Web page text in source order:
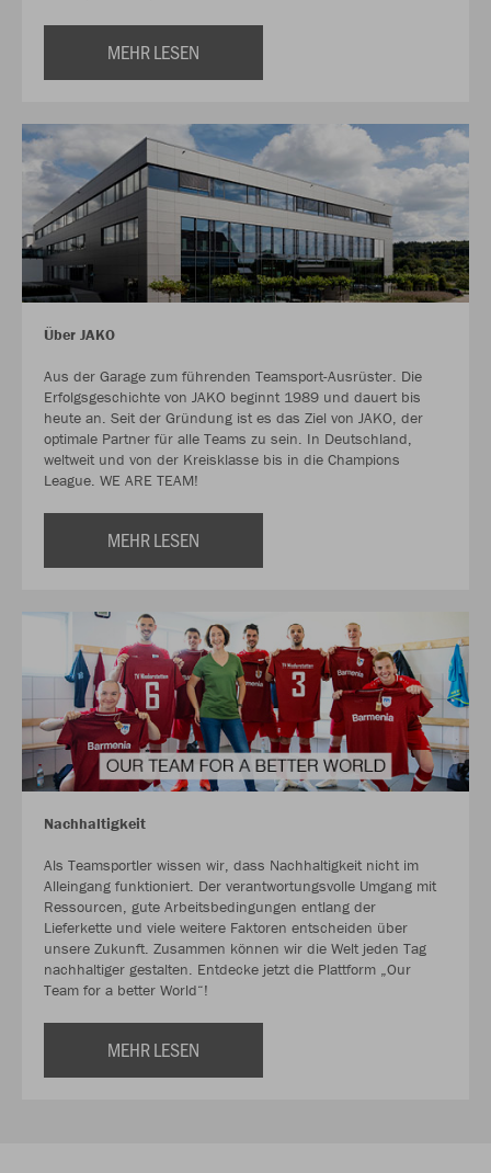
MEHR LESEN
Über JAKO
Aus der Garage zum führenden Teamsport-Ausrüster. Die
Erfolgsgeschichte von JAKO beginnt 1989 und dauert bis
heute an. Seit der Gründung ist es das Ziel von JAKO, der
optimale Partner für alle Teams zu sein. In Deutschland,
weltweit und von der Kreisklasse bis in die Champions
League. WE ARE TEAM!
MEHR LESEN
Nachhaltigkeit
Als Teamsportler wissen wir, dass Nachhaltigkeit nicht im
Alleingang funktioniert. Der verantwortungsvolle Umgang mit
Ressourcen, gute Arbeitsbedingungen entlang der
Lieferkette und viele weitere Faktoren entscheiden über
unsere Zukunft. Zusammen können wir die Welt jeden Tag
nachhaltiger gestalten. Entdecke jetzt die Plattform „Our
Team for a better World“!
MEHR LESEN